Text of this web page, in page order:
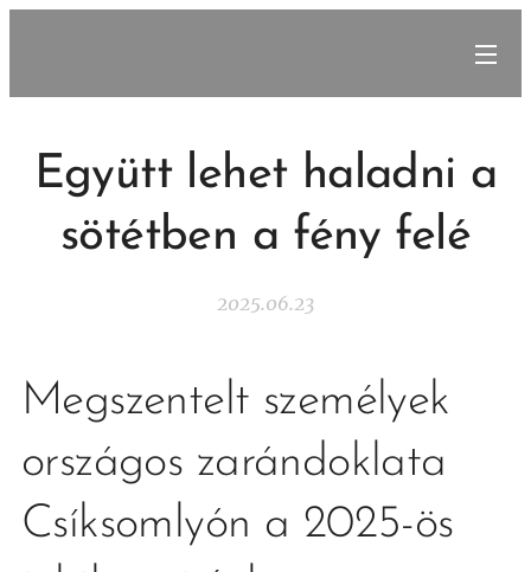
Együtt lehet haladni a
sötétben a fény felé
2025.06.23
Megszentelt személyek
országos zarándoklata
Csíksomlyón a 2025-ös